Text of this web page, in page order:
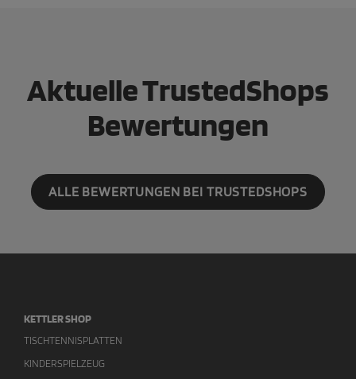
Aktuelle TrustedShops
Bewertungen
ALLE BEWERTUNGEN BEI TRUSTEDSHOPS
KETTLER SHOP
TISCHTENNISPLATTEN
KINDERSPIELZEUG